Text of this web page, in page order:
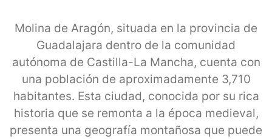
Molina de Aragón, situada en la provincia de
Guadalajara dentro de la comunidad
autónoma de Castilla-La Mancha, cuenta con
una población de aproximadamente 3,710
habitantes. Esta ciudad, conocida por su rica
historia que se remonta a la época medieval,
presenta una geografía montañosa que puede